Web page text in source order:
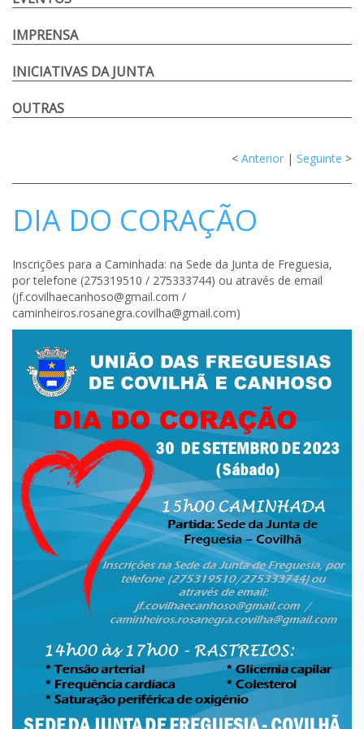
IMPRENSA
INICIATIVAS DA JUNTA
OUTRAS
< Anterior | Seguinte >
DIA DO CORAÇÃO
Inscrições para a Caminhada: na Sede da Junta de Freguesia,
por telefone (275319510 / 275333744) ou através de email
(jf.covilhaecanhoso@gmail.com /
caminheiros.rosanegra.covilha@gmail.com)